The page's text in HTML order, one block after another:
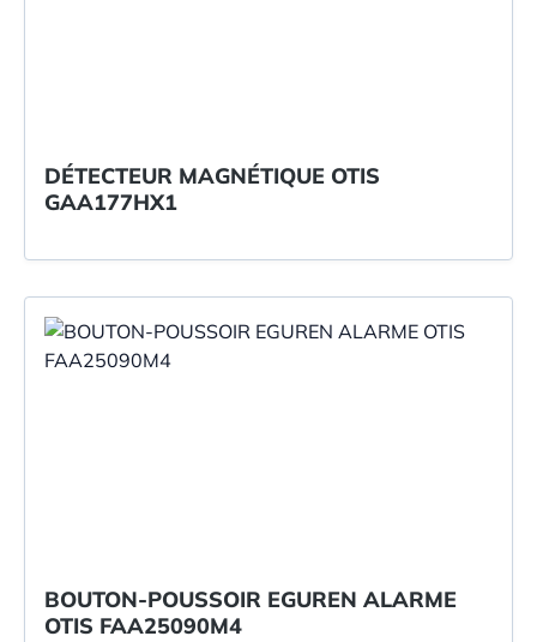
DÉTECTEUR MAGNÉTIQUE OTIS
GAA177HX1
BOUTON-POUSSOIR EGUREN ALARME
OTIS FAA25090M4